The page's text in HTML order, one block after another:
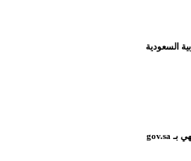
السعودية
بـ gov.sa